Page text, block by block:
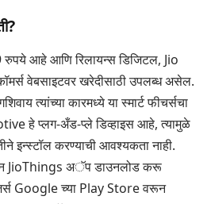
आहे आणि रिलायन्स डिजिटल, Jio
वेबसाइटवर खरेदीसाठी उपलब्ध असेल.
त्यांच्या कारमध्ये या स्मार्ट फीचर्सचा
हे प्लग-अँड-प्ले डिव्हाइस आहे, त्यामुळे
इन्स्टॉल करण्याची आवश्यकता नाही.
JioThings अॅप डाउनलोड करू
Google च्या Play Store वरून